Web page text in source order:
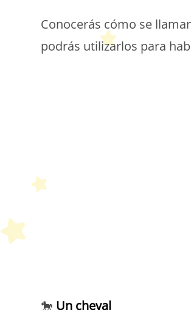
Conocerás cómo se
podrás utilizarlos para
🐎 Un cheval